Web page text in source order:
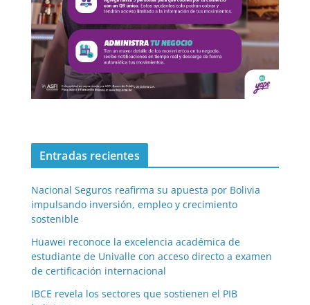
Entradas recientes
Nacional Seguros reafirma su apuesta por Bolivia
impulsando inversión, empleo y crecimiento
sostenible
Huawei reconoce la excelencia académica de
estudiante de Univalle con acceso directo a examen
de certificación internacional
IBCE revela los sectores que sostienen el PIB